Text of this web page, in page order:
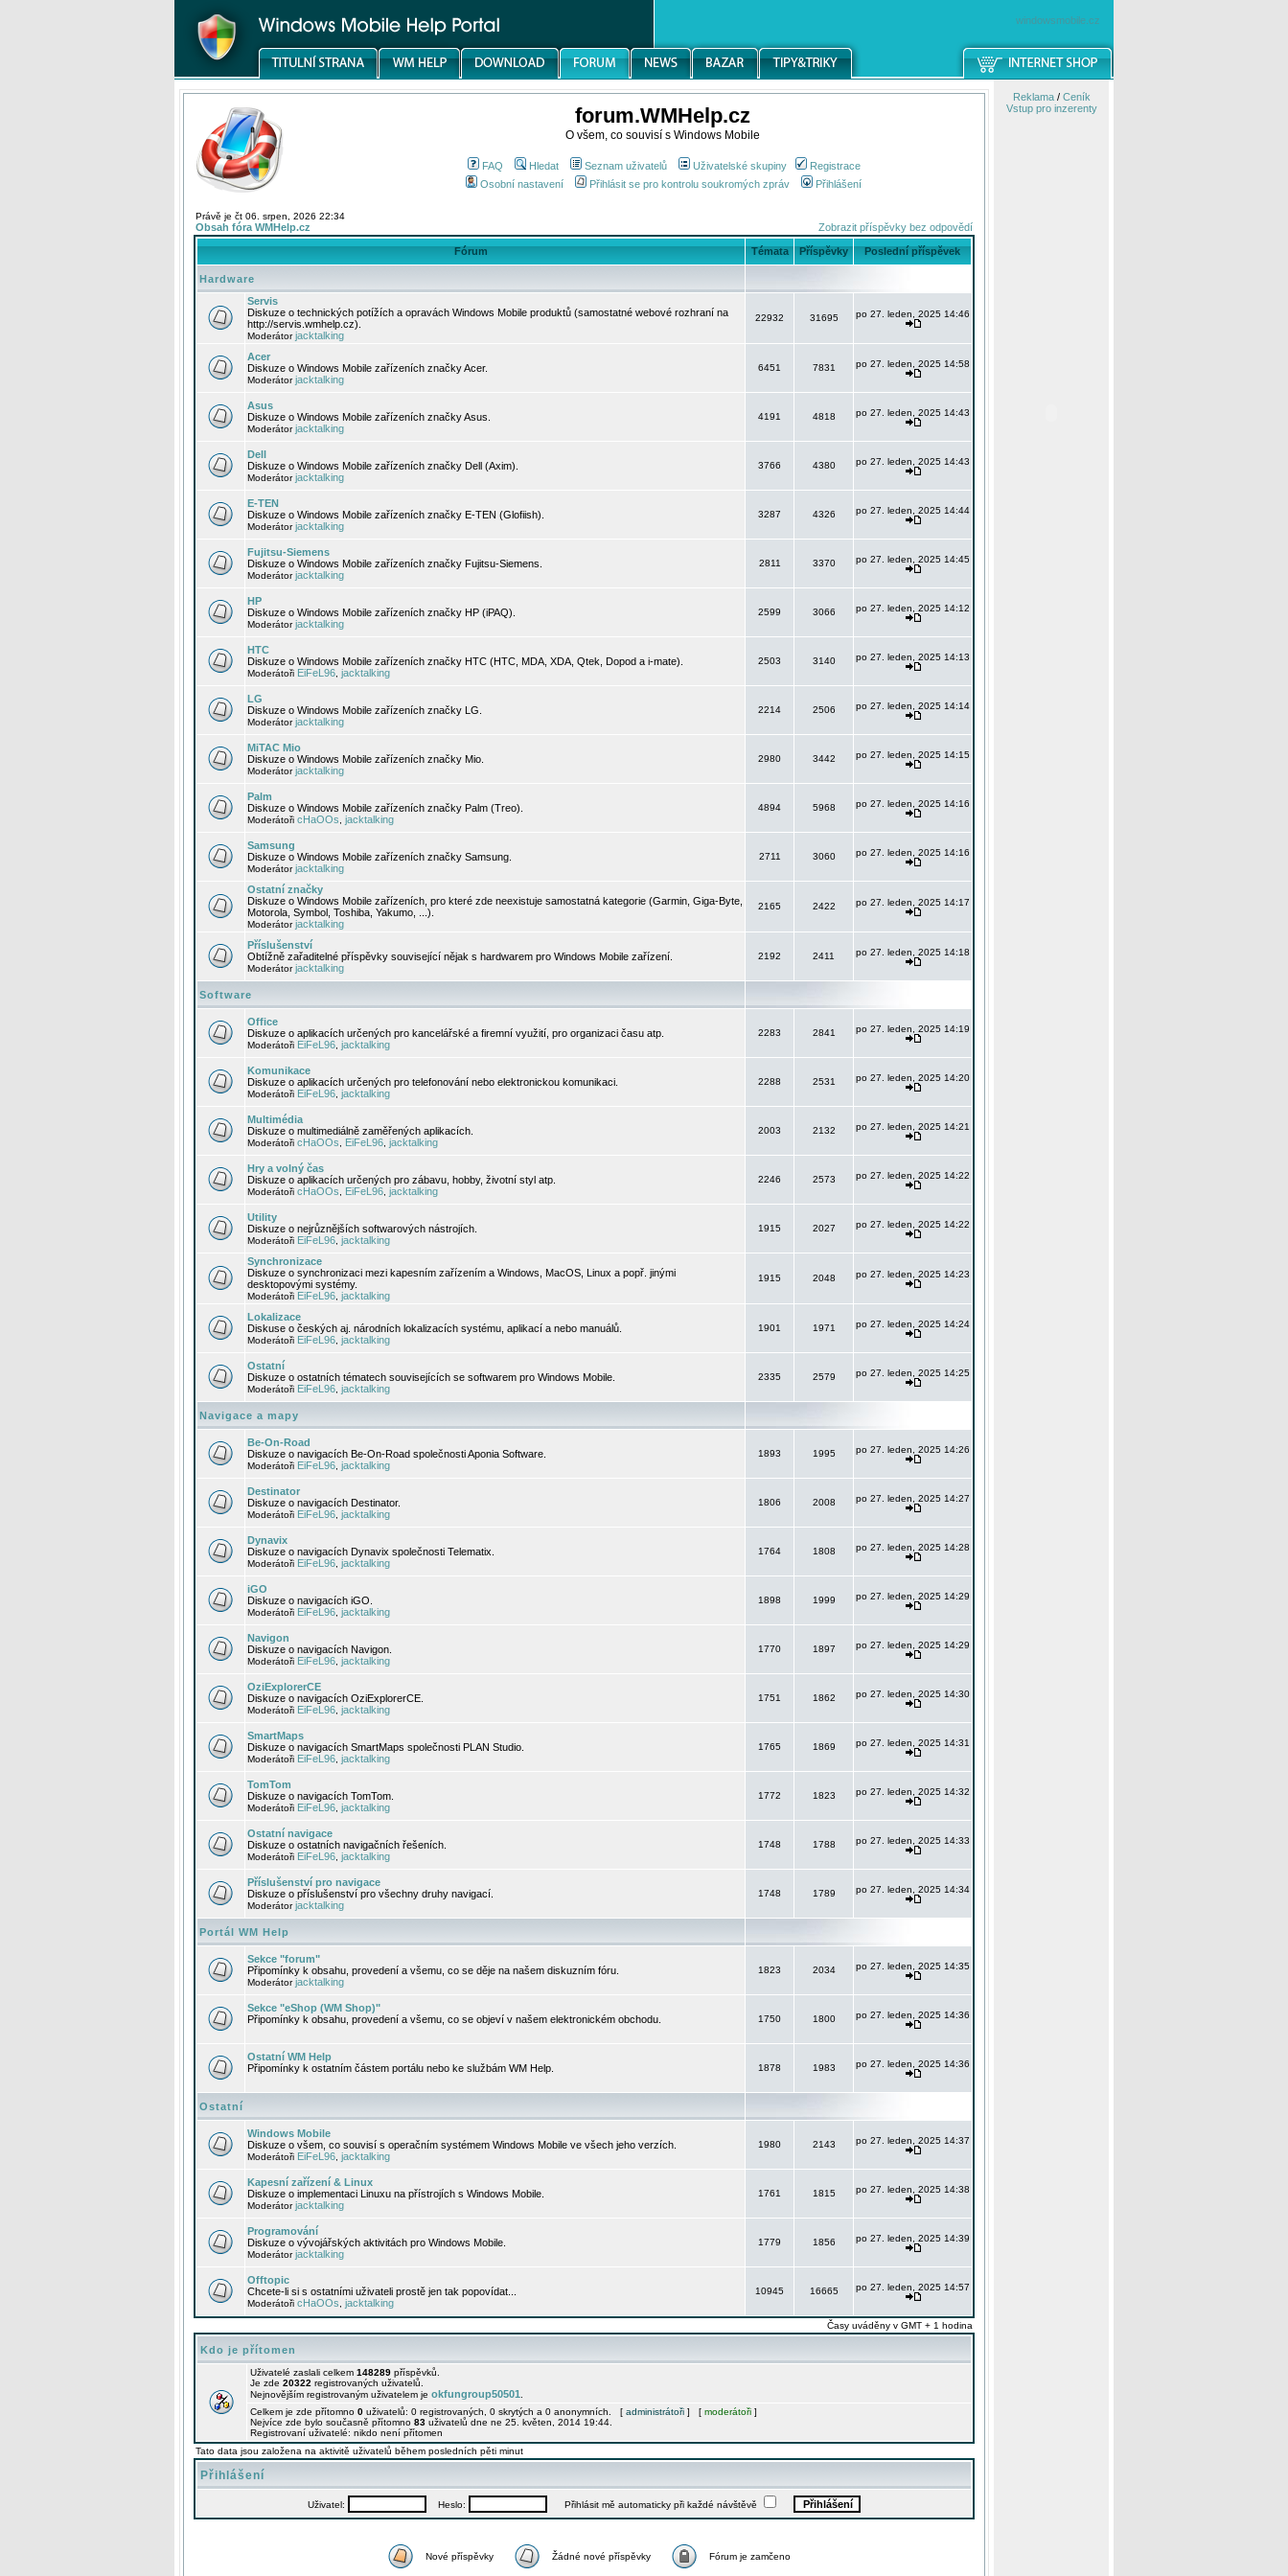
windowsmobile.cz
forum.WMHelp.cz
O všem, co souvisí s Windows Mobile
FAQ Hledat Seznam uživatelů Uživatelské skupiny
Registrace
Osobní nastavení
Přihlásit se pro kontrolu soukromých zpráv Přihlášení
Právě je čt 06. srpen, 2026 22:34
Obsah fóra WMHelp.cz Zobrazit příspěvky bez odpovědí
Fórum Témata Příspěvky Poslední příspěvek
Hardware
Servis
Diskuze o technických potížích a opravách Windows Mobile produktů (samostatné webové rozhraní na
http://servis.wmhelp.cz).
Moderátorjacktalking
22932 31695 po 27. leden, 2025 14:46
Acer
Diskuze o Windows Mobile zařízeních značky Acer.
Moderátorjacktalking
6451 7831 po 27. leden, 2025 14:58
Asus
Diskuze o Windows Mobile zařízeních značky Asus.
Moderátorjacktalking
4191 4818 po 27. leden, 2025 14:43
Dell
Diskuze o Windows Mobile zařízeních značky Dell (Axim).
Moderátorjacktalking
3766 4380 po 27. leden, 2025 14:43
E-TEN
Diskuze o Windows Mobile zařízeních značky E-TEN (Glofiish).
Moderátorjacktalking
3287 4326 po 27. leden, 2025 14:44
Fujitsu-Siemens
Diskuze o Windows Mobile zařízeních značky Fujitsu-Siemens.
Moderátorjacktalking
2811 3370 po 27. leden, 2025 14:45
HP
Diskuze o Windows Mobile zařízeních značky HP (iPAQ).
Moderátorjacktalking
2599 3066 po 27. leden, 2025 14:12
HTC
Diskuze o Windows Mobile zařízeních značky HTC (HTC, MDA, XDA, Qtek, Dopod a i-mate).
Moderátoři EiFeL96 jacktalking
2503 3140 po 27. leden, 2025 14:13
LG
Diskuze o Windows Mobile zařízeních značky LG.
Moderátorjacktalking
2214 2506 po 27. leden, 2025 14:14
MiTAC Mio
Diskuze o Windows Mobile zařízeních značky Mio.
Moderátorjacktalking
2980 3442 po 27. leden, 2025 14:15
Palm
Diskuze o Windows Mobile zařízeních značky Palm (Treo).
Moderátoři cHaOOs jacktalking
4894 5968 po 27. leden, 2025 14:16
Samsung
Diskuze o Windows Mobile zařízeních značky Samsung.
Moderátorjacktalking
2711 3060 po 27. leden, 2025 14:16
Ostatní značky
Diskuze o Windows Mobile zařízeních, pro které zde neexistuje samostatná kategorie (Garmin, Giga-Byte,
Motorola, Symbol, Toshiba, Yakumo, ...).
Moderátorjacktalking
2165 2422 po 27. leden, 2025 14:17
Příslušenství
Obtížně zařaditelné příspěvky související nějak s hardwarem pro Windows Mobile zařízení.
Moderátorjacktalking
2192 2411 po 27. leden, 2025 14:18
Software
Office
Diskuze o aplikacích určených pro kancelářské a firemní využití, pro organizaci času atp.
Moderátoři EiFeL96 jacktalking
2283 2841 po 27. leden, 2025 14:19
Komunikace
Diskuze o aplikacích určených pro telefonování nebo elektronickou komunikaci.
Moderátoři EiFeL96 jacktalking
2288 2531 po 27. leden, 2025 14:20
Multimédia
Diskuze o multimediálně zaměřených aplikacích.
Moderátoři cHaOOs EiFeL96 jacktalking
2003 2132 po 27. leden, 2025 14:21
Hry a volný čas
Diskuze o aplikacích určených pro zábavu, hobby, životní styl atp.
Moderátoři cHaOOs EiFeL96 jacktalking
2246 2573 po 27. leden, 2025 14:22
Utility
Diskuze o nejrůznějších softwarových nástrojích.
Moderátoři EiFeL96 jacktalking
1915 2027 po 27. leden, 2025 14:22
Synchronizace
Diskuze o synchronizaci mezi kapesním zařízením a Windows, MacOS, Linux a popř. jinými
desktopovými systémy.
Moderátoři EiFeL96 jacktalking
1915 2048 po 27. leden, 2025 14:23
Lokalizace
Diskuse o českých aj. národních lokalizacích systému, aplikací a nebo manuálů.
Moderátoři EiFeL96 jacktalking
1901 1971 po 27. leden, 2025 14:24
Ostatní
Diskuze o ostatních tématech souvisejících se softwarem pro Windows Mobile.
Moderátoři EiFeL96 jacktalking
2335 2579 po 27. leden, 2025 14:25
Navigace a mapy
Be-On-Road
Diskuze o navigacích Be-On-Road společnosti Aponia Software.
Moderátoři EiFeL96 jacktalking
1893 1995 po 27. leden, 2025 14:26
Destinator
Diskuze o navigacích Destinator.
Moderátoři EiFeL96 jacktalking
1806 2008 po 27. leden, 2025 14:27
Dynavix
Diskuze o navigacích Dynavix společnosti Telematix.
Moderátoři EiFeL96 jacktalking
1764 1808 po 27. leden, 2025 14:28
iGO
Diskuze o navigacích iGO.
Moderátoři EiFeL96 jacktalking
1898 1999 po 27. leden, 2025 14:29
Navigon
Diskuze o navigacích Navigon.
Moderátoři EiFeL96 jacktalking
1770 1897 po 27. leden, 2025 14:29
OziExplorerCE
Diskuze o navigacích OziExplorerCE.
Moderátoři EiFeL96 jacktalking
1751 1862 po 27. leden, 2025 14:30
SmartMaps
Diskuze o navigacích SmartMaps společnosti PLAN Studio.
Moderátoři EiFeL96 jacktalking
1765 1869 po 27. leden, 2025 14:31
TomTom
Diskuze o navigacích TomTom.
Moderátoři EiFeL96 jacktalking
1772 1823 po 27. leden, 2025 14:32
Ostatní navigace
Diskuze o ostatních navigačních řešeních.
Moderátoři EiFeL96 jacktalking
1748 1788 po 27. leden, 2025 14:33
Příslušenství pro navigace
Diskuze o příslušenství pro všechny druhy navigací.
Moderátorjacktalking
1748 1789 po 27. leden, 2025 14:34
Portál WM Help
Sekce "forum"
Připomínky k obsahu, provedení a všemu, co se děje na našem diskuzním fóru.
Moderátorjacktalking
1823 2034 po 27. leden, 2025 14:35
Sekce "eShop (WM Shop)"
Připomínky k obsahu, provedení a všemu, co se objeví v našem elektronickém obchodu.
1750 1800 po 27. leden, 2025 14:36
Ostatní WM Help
Připomínky k ostatním částem portálu nebo ke službám WM Help.
1878 1983 po 27. leden, 2025 14:36
Ostatní
Windows Mobile
Diskuze o všem, co souvisí s operačním systémem Windows Mobile ve všech jeho verzích.
Moderátoři EiFeL96 jacktalking
1980 2143 po 27. leden, 2025 14:37
Kapesní zařízení & Linux
Diskuze o implementaci Linuxu na přístrojích s Windows Mobile.
Moderátorjacktalking
1761 1815 po 27. leden, 2025 14:38
Programování
Diskuze o vývojářských aktivitách pro Windows Mobile.
Moderátorjacktalking
1779 1856 po 27. leden, 2025 14:39
Offtopic
Chcete-li si s ostatními uživateli prostě jen tak popovídat...
Moderátoři cHaOOs jacktalking
10945 16665 po 27. leden, 2025 14:57
Časy uváděny v GMT + 1 hodina
Kdo je přítomen
Uživatelé zaslali celkem 148289 příspěvků.
Je zde 20322 registrovaných uživatelů.
Nejnovějším registrovaným uživatelem je okfungroup50501
Celkem je zde přítomno 0 uživatelů: 0 registrovaných, 0 skrytých a 0 anonymních. [ administrátoři ] [ moderátoři ]
Nejvíce zde bylo současně přítomno 83 uživatelů dne ne 25. květen, 2014 19:44.
Registrovaní uživatelé: nikdo není přítomen
Tato data jsou založena na aktivitě uživatelů během posledních pěti minut
Přihlášení
Uživatel: Heslo: Přihlásit mě automaticky při každé návštěvě
Nové příspěvky Žádné nové příspěvky Fórum je zamčeno
Reklama/ Ceník
Vstup pro inzerenty